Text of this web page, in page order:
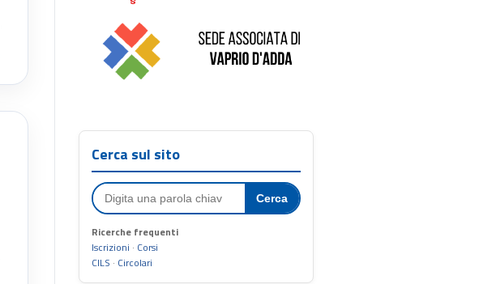
Cerca sul sito
Cerca
Ricerche frequenti
Iscrizioni · Corsi
CILS · Circolari